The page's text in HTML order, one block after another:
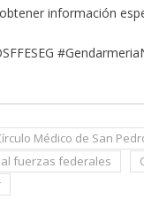
información
Médico de San
fuerzas federales